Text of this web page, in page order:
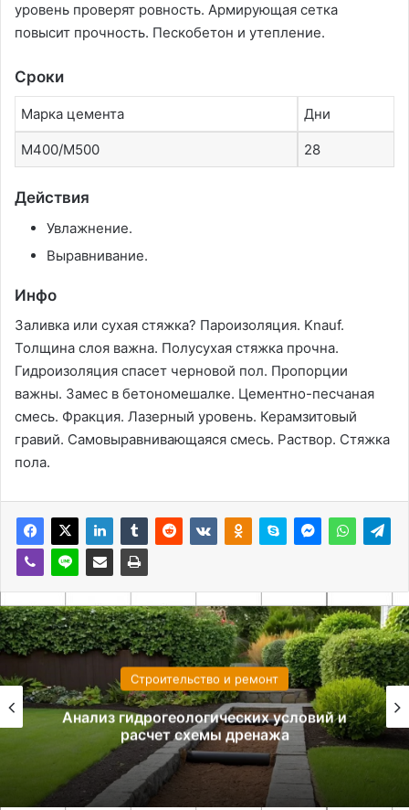
уровень проверят ровность. Армирующая сетка
повысит прочность. Пескобетон и утепление.
Сроки
Марка цемента Дни
М400/М500 28
Действия
Увлажнение.
Выравнивание.
Инфо
Заливка или сухая стяжка? Пароизоляция. Knauf.
Толщина слоя важна. Полусухая стяжка прочна.
Гидроизоляция спасет черновой пол. Пропорции
важны. Замес в бетономешалке. Цементно-песчаная
смесь. Фракция. Лазерный уровень. Керамзитовый
гравий. Самовыравнивающаяся смесь. Раствор. Стяжка
пола.
Строительство и ремонт
Анализ гидрогеологических условий и
расчет схемы дренажа